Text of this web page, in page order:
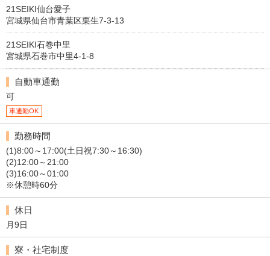
21SEIKI仙台愛子
宮城県仙台市青葉区栗生7-3-13
21SEIKI石巻中里
宮城県石巻市中里4-1-8
自動車通勤
可
車通勤OK
勤務時間
(1)8:00～17:00(土日祝7:30～16:30)
(2)12:00～21:00
(3)16:00～01:00
※休憩時60分
休日
月9日
寮・社宅制度